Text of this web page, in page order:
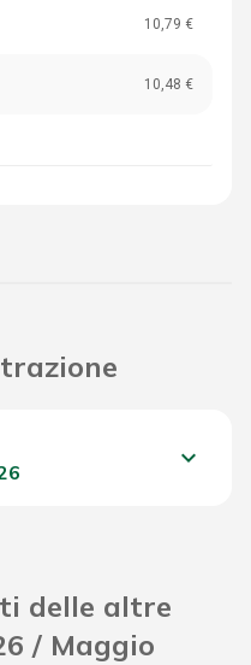
10,79 €
10,48 €
keyboard_arrow_down
delle altre
/ Maggio